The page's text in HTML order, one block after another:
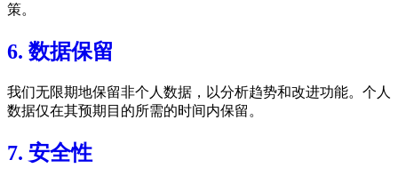
策。
6. 数据保留
我们无限期地保留非个人数据，以分析趋势和改进功能。个人
数据仅在其预期目的所需的时间内保留。
7. 安全性